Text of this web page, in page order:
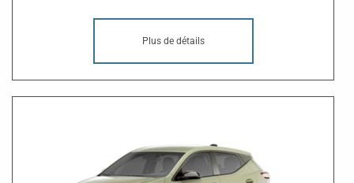
Plus de détails